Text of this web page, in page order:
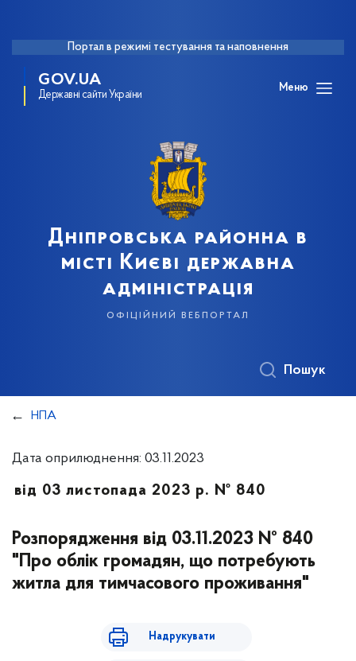
Портал в режимі тестування та наповнення
GOV.UA
Державні сайти України
Меню
Дніпровська районна в
місті Києві державна
адміністрація
офіційний вебпортал
Пошук
НПА
Дата оприлюднення: 03.11.2023
від 03 листопада 2023 р. № 840
Розпорядження від 03.11.2023 № 840
"Про облік громадян, що потребують
житла для тимчасового проживання"
Надрукувати